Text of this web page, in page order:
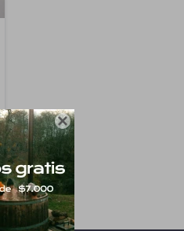
